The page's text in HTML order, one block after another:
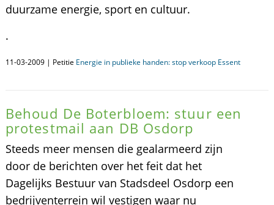
duurzame energie, sport en cultuur.
.
11-03-2009 | Petitie Energie in publieke handen: stop verkoop Essent
Behoud De Boterbloem: stuur een
protestmail aan DB Osdorp
Steeds meer mensen die gealarmeerd zijn
door de berichten over het feit dat het
Dagelijks Bestuur van Stadsdeel Osdorp een
bedrijventerrein wil vestigen waar nu